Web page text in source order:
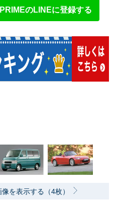
のLINEに登録する
を表示する（4枚）